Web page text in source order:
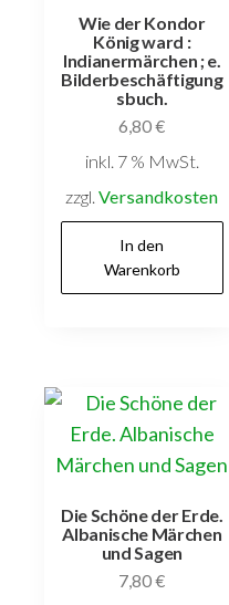
Wie der Kondor
König ward :
Indianermärchen ; e.
Bilderbeschäftigung
sbuch.
6,80€
inkl. 7 % MwSt.
zzgl.Versandkosten
In den
Warenkorb
Die Schöne der Erde.
Albanische Märchen
und Sagen
7,80€